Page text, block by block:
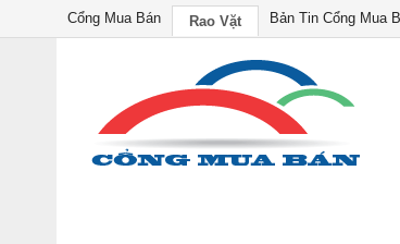
Cổng Mua Bán Rao Vặt Bản Tin Cổng Mua